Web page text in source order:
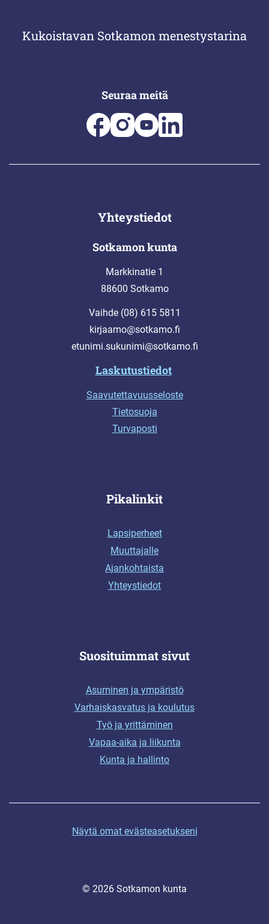
Kukoistavan Sotkamon menestystarina
Seuraa meitä
Yhteystiedot
Sotkamon kunta
Markkinatie 1
88600 Sotkamo
Vaihde (08) 615 5811
kirjaamo@sotkamo.fi
etunimi.sukunimi@sotkamo.fi
Laskutustiedot
Saavutettavuusseloste
Tietosuoja
Turvaposti
Pikalinkit
Lapsiperheet
Muuttajalle
Ajankohtaista
Yhteystiedot
Suosituimmat sivut
Asuminen ja ympäristö
Varhaiskasvatus ja koulutus
Työ ja yrittäminen
Vapaa-aika ja liikunta
Kunta ja hallinto
Näytä omat evästeasetukseni
© 2026 Sotkamon kunta